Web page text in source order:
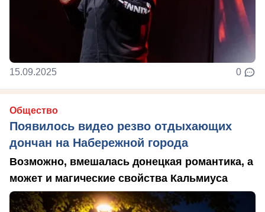
15.09.2025 0
Общество
Появилось видео резво отдыхающих
дончан на Набережной города
Возможно, вмешалась донецкая романтика, а
может и магические свойства Кальмиуса